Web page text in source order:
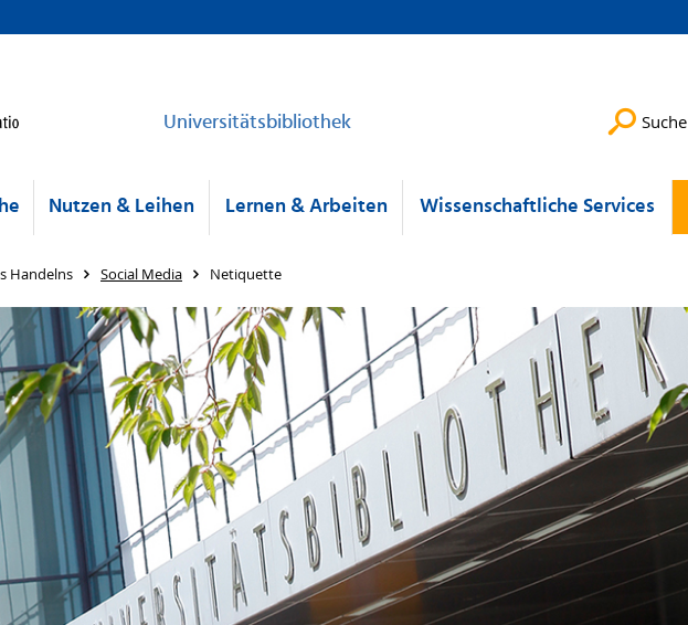
Universitätsbibliothek Suche
Nutzen & Leihen Lernen & Arbeiten Wissenschaftliche Services
Handelns Social Media Netiquette